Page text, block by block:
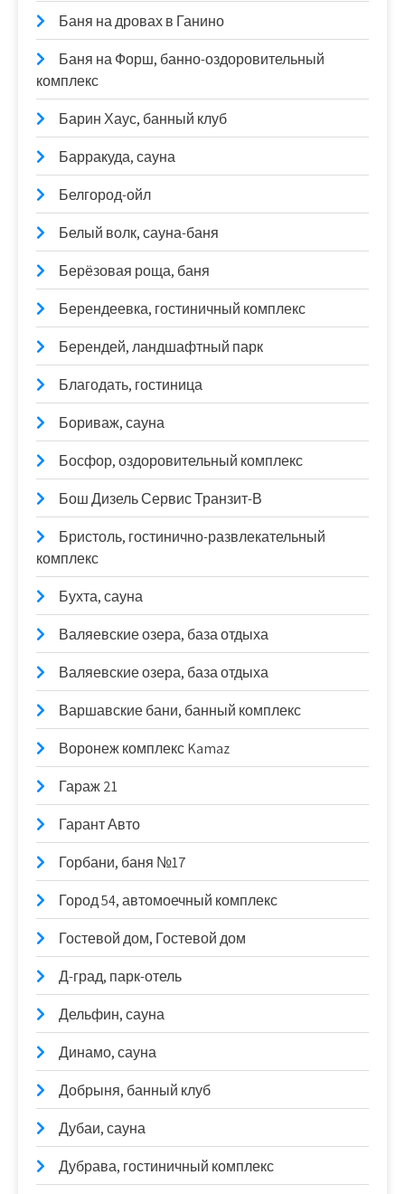
Баня на дровах в Ганино
Баня на Форш, банно-оздоровительный
комплекс
Барин Хаус, банный клуб
Барракуда, сауна
Белгород-ойл
Белый волк, сауна-баня
Берёзовая роща, баня
Берендеевка, гостиничный комплекс
Берендей, ландшафтный парк
Благодать, гостиница
Бориваж, сауна
Босфор, оздоровительный комплекс
Бош Дизель Сервис Транзит-В
Бристоль, гостинично-развлекательный
комплекс
Бухта, сауна
Валяевские озера, база отдыха
Валяевские озера, база отдыха
Варшавские бани, банный комплекс
Воронеж комплекс Kamaz
Гараж 21
Гарант Авто
Горбани, баня №17
Город 54, автомоечный комплекс
Гостевой дом, Гостевой дом
Д-град, парк-отель
Дельфин, сауна
Динамо, сауна
Добрыня, банный клуб
Дубаи, сауна
Дубрава, гостиничный комплекс